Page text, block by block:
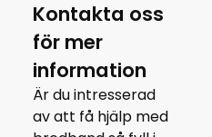
Kontakta oss
för mer
information
Är du intresserad
av att få hjälp med